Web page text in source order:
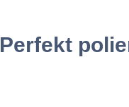
Perfekt